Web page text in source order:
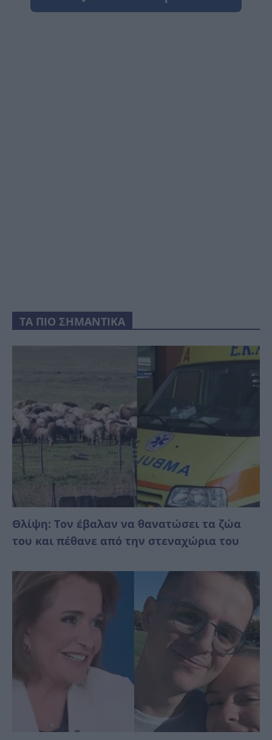
ΤΑ ΠΙΟ ΣΗΜΑΝΤΙΚΑ
Θλίψη: Τον έβαλαν να θανατώσει τα ζώα
του και πέθανε από την στεναχώρια του